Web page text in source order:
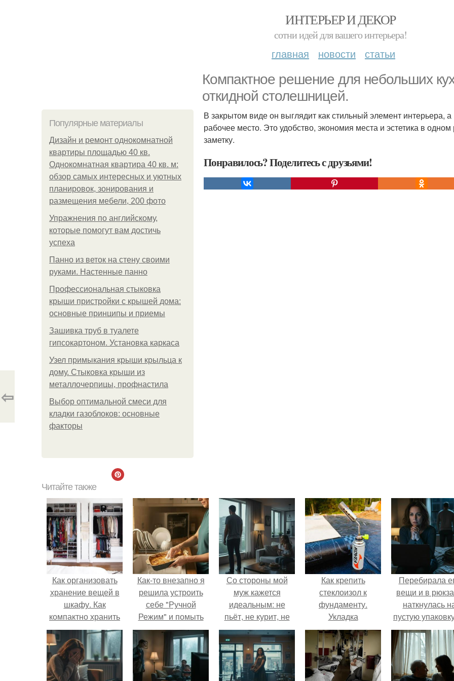
ИНТЕРЬЕР И ДЕКОР
сотни идей для вашего интерьера!
главная новости статьи
Компактное решение для небольших
откидной столешницей.
Популярные материалы
Дизайн и ремонт однокомнатной
квартиры площадью 40 кв.
Однокомнатная квартира 40 кв. м:
обзор самых интересных и уютных
планировок, зонирования и
размещения мебели, 200 фото
Упражнения по английскому,
которые помогут вам достичь
успеха
Панно из веток на стену своими
руками. Настенные панно
Профессиональная стыковка
крыши пристройки с крышей дома:
основные принципы и приемы
Зашивка труб в туалете
гипсокартоном. Установка каркаса
Узел примыкания крыши крыльца к
дому. Стыковка крыши из
металлочерпицы, профнастила
Выбор оптимальной смеси для
кладки газоблоков: основные
факторы
В закрытом виде он выглядит как стильный элемент
рабочее место. Это удобство, экономия места и эстетика в
заметку.
Понравилось? Поделитесь с друзьями!
⇦
Читайте также
Как организовать
хранение вещей в
шкафу. Как
компактно хранить
одежду в шкафу
Как-то внезапно я
решила устроить
себе "Ручной
Режим" и помыть
посуду без помощи
техники.
Со стороны мой
муж кажется
идеальным: не
пьёт, не курит, не
даёт поводов для
ревности, с
ребёнком
справляется
отлично, да и
Как крепить
стеклоизол к
фундаменту.
Укладка
стеклоизола
Перебирала
вещи и в
наткнулась
пустую
каких-то